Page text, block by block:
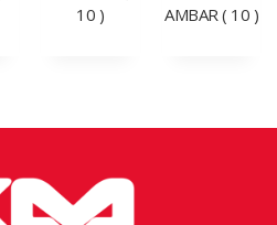
10 )
AMBAR ( 10 )